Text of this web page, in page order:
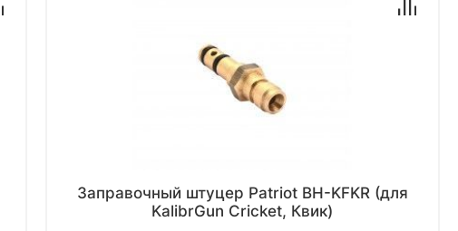
Заправочный штуцер Patriot BH-KFKR (для
KalibrGun Cricket, Квик)